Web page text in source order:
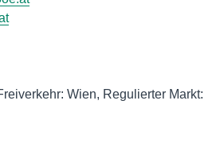
Wien, Regulierter Markt: